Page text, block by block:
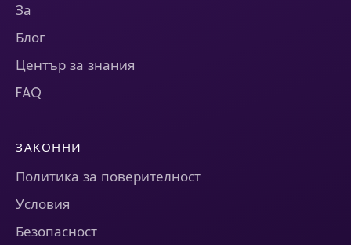
За
Блог
Център за знания
FAQ
ЗАКОННИ
Политика за поверителност
Условия
Безопасност